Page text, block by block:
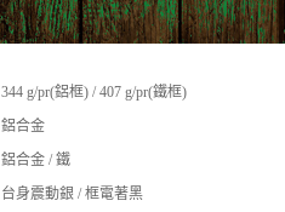
344 g/pr(鋁框) / 407 g/pr(鐵框)
鋁合金
鋁合金 / 鐵
台身震動銀 / 框電著黑